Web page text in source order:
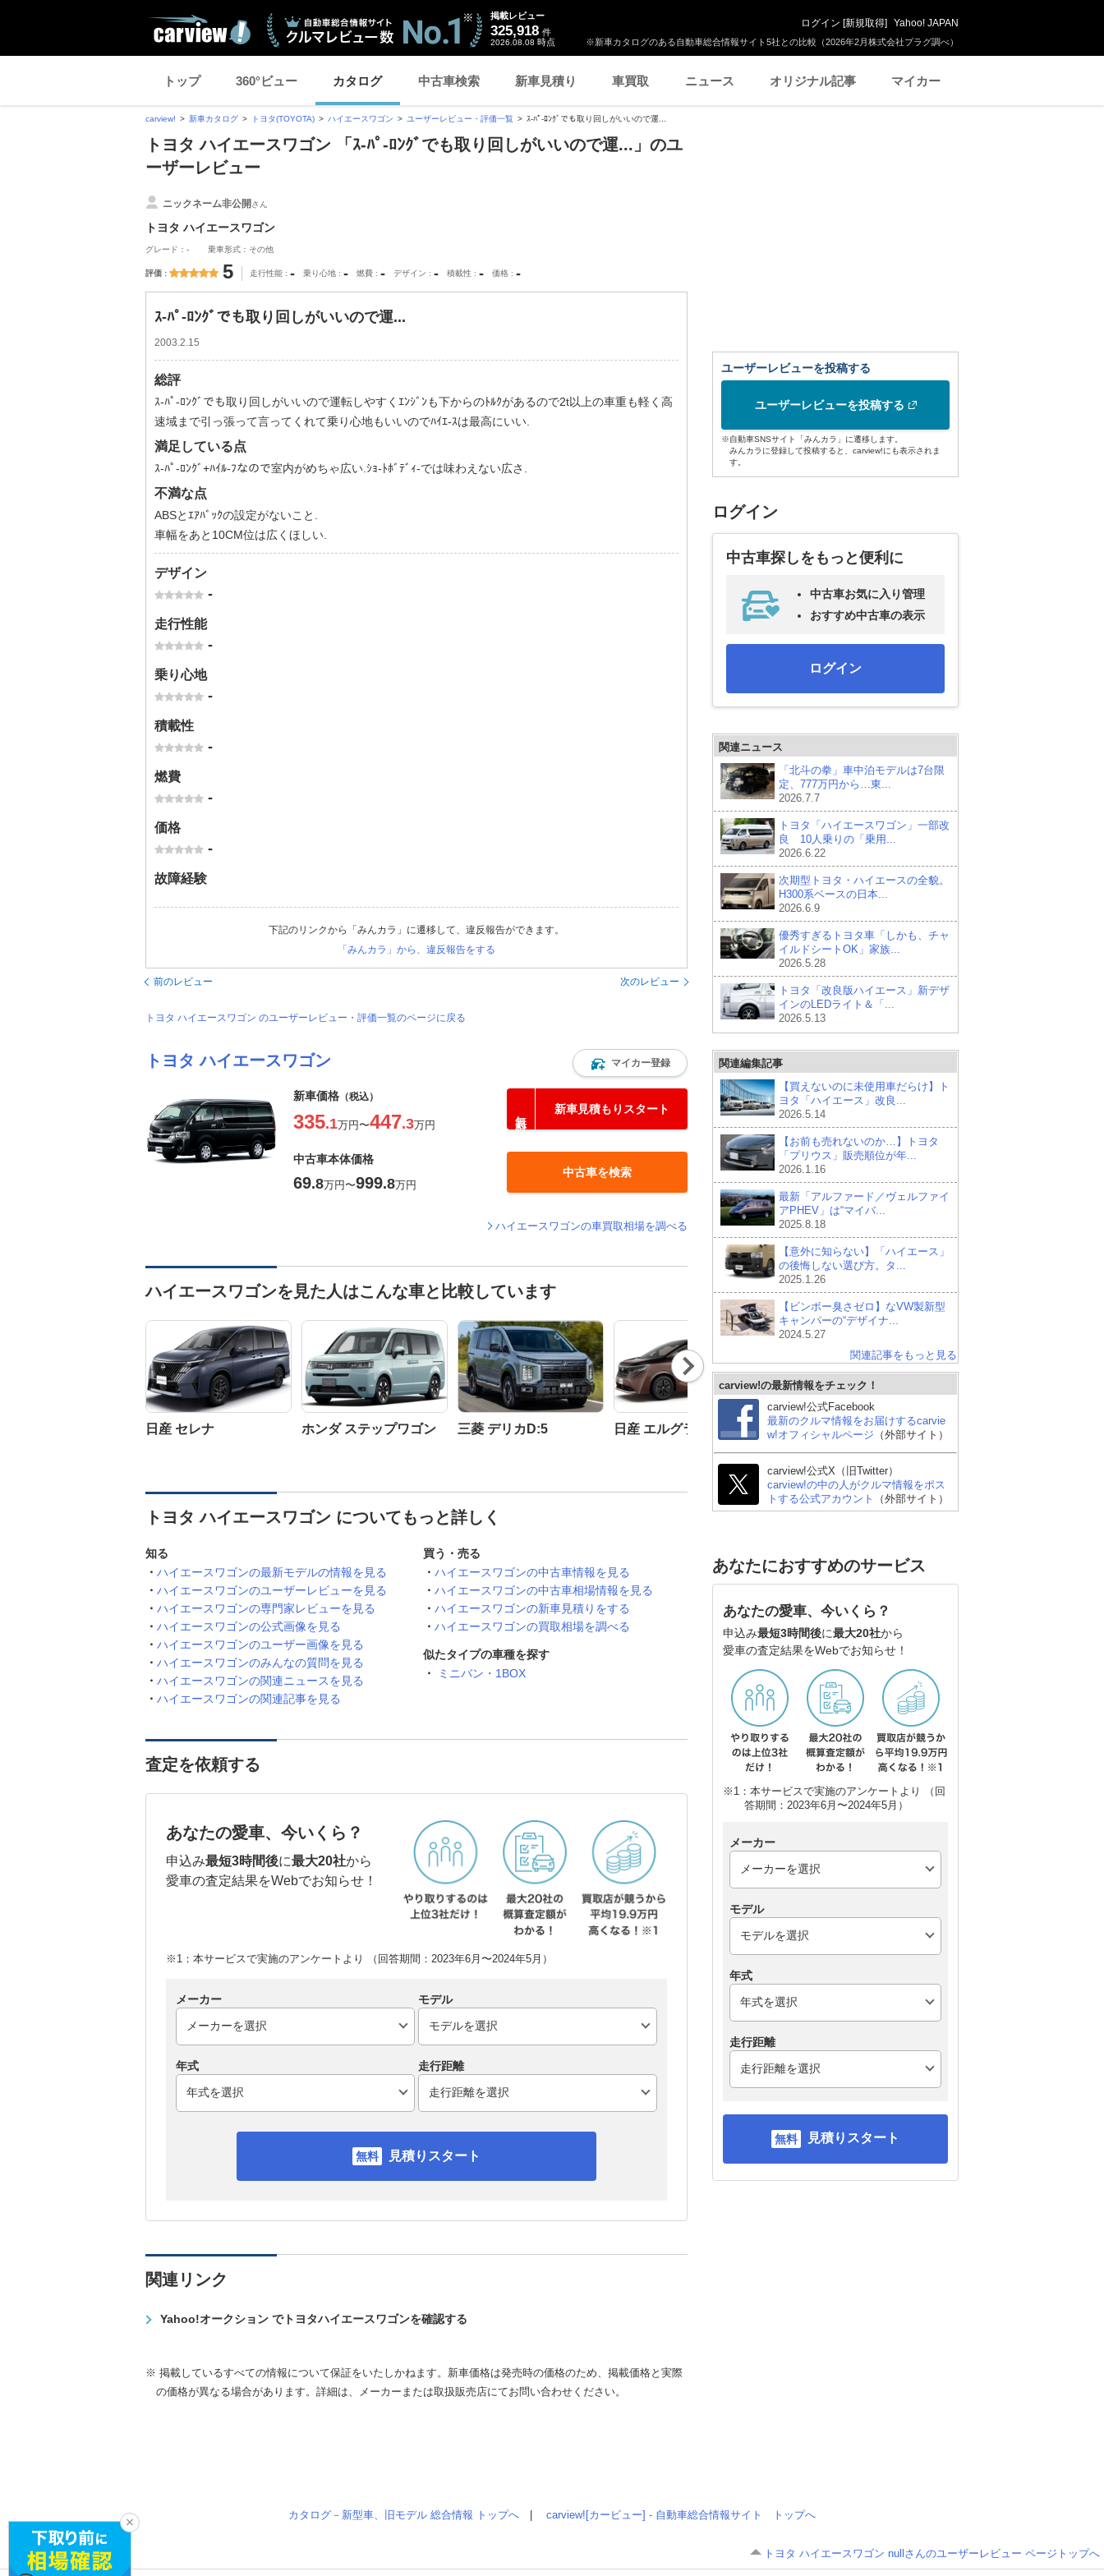
※新車カタログのある自動車総合情報サイト5社との比較（2026年2月株式会社プラグ調べ）
掲載レビュー
325,918 件
2026.08.08 時点
ログイン [新規取得] Yahoo! JAPAN
トップ 360°ビュー カタログ 中古車検索 新車見積り 車買取 ニュース オリジナル記事 マイカー
carview! 新車カタログ トヨタ(TOYOTA) ハイエースワゴン ユーザーレビュー・評価一覧 ｽ-ﾊﾟ-ﾛﾝｸﾞでも取り回しがいいので運...
トヨタ ハイエースワゴン 「ｽ-ﾊﾟ-ﾛﾝｸﾞでも取り回しがいいので運...」のユ
ーザーレビュー
ニックネーム非公開さん
トヨタ ハイエースワゴン
グレード：- 乗車形式：その他
評価 5 走行性能 - 乗り心地 - 燃費 - デザイン - 積載性 - 価格 -
ｽ-ﾊﾟ-ﾛﾝｸﾞでも取り回しがいいので運...
2003.2.15
総評
ｽ-ﾊﾟ-ﾛﾝｸﾞでも取り回しがいいので運転しやすくｴﾝｼﾞﾝも下からのﾄﾙｸがあるので2t以上の車重も軽く高
速域まで引っ張って言ってくれて乗り心地もいいのでﾊｲｴ-ｽは最高にいい.
満足している点
ｽ-ﾊﾟ-ﾛﾝｸﾞ+ﾊｲﾙ-ﾌなので室内がめちゃ広い.ｼｮ-ﾄﾎﾞﾃﾞｨ-では味わえない広さ.
不満な点
ABSとｴｱﾊﾞｯｸの設定がないこと.
車幅をあと10CM位は広くほしい.
デザイン
-
走行性能
-
乗り心地
-
積載性
-
燃費
-
価格
-
故障経験
下記のリンクから「みんカラ」に遷移して、違反報告ができます。
「みんカラ」から、違反報告をする
前のレビュー 次のレビュー
トヨタ ハイエースワゴン のユーザーレビュー・評価一覧のページに戻る
トヨタ ハイエースワゴン マイカー登録
新車価格 （税込）
335.1万円〜447.3万円
新車見積もりスタート
中古車本体価格
69.8万円〜999.8万円
中古車を検索
ハイエースワゴンの車買取相場を調べる
ハイエースワゴンを見た人はこんな車と比較しています
日産 セレナ ホンダ ステップワゴン 三菱 デリカD:5 日産 エルグランド ホンダ オデッセイ スズキ エブリイワゴン
Nex
t
トヨタ ハイエースワゴン についてもっと詳しく
知る
ハイエースワゴンの最新モデルの情報を見る
ハイエースワゴンのユーザーレビューを見る
ハイエースワゴンの専門家レビューを見る
ハイエースワゴンの公式画像を見る
ハイエースワゴンのユーザー画像を見る
ハイエースワゴンのみんなの質問を見る
ハイエースワゴンの関連ニュースを見る
ハイエースワゴンの関連記事を見る
買う・売る
ハイエースワゴンの中古車情報を見る
ハイエースワゴンの中古車相場情報を見る
ハイエースワゴンの新車見積りをする
ハイエースワゴンの買取相場を調べる
似たタイプの車種を探す
ミニバン・1BOX
査定を依頼する
あなたの愛車、今いくら？
申込み最短3時間後に最大20社から
愛車の査定結果をWebでお知らせ！
※1：本サービスで実施のアンケートより （回答期間：2023年6月〜2024年5月）
メーカー モデル
年式 走行距離
見積りスタート
関連リンク
Yahoo!オークション でトヨタハイエースワゴンを確認する
※ 掲載しているすべての情報について保証をいたしかねます。新車価格は発売時の価格のため、掲載価格と実際
の価格が異なる場合があります。詳細は、メーカーまたは取扱販売店にてお問い合わせください。
ユーザーレビューを投稿する
ユーザーレビューを投稿する
※自動車SNSサイト「みんカラ」に遷移します。
みんカラに登録して投稿すると、carview!にも表示されま
す。
ログイン
中古車探しをもっと便利に
中古車お気に入り管理
おすすめ中古車の表示
ログイン
関連ニュース
「北斗の拳」車中泊モデルは7台限
定、777万円から…東...
2026.7.7
トヨタ「ハイエースワゴン」一部改
良 10人乗りの「乗用...
2026.6.22
次期型トヨタ・ハイエースの全貌。
H300系ベースの日本...
2026.6.9
優秀すぎるトヨタ車「しかも、チャ
イルドシートOK」家族...
2026.5.28
トヨタ「改良版ハイエース」新デザ
インのLEDライト＆「...
2026.5.13
関連編集記事
【買えないのに未使用車だらけ】ト
ヨタ「ハイエース」改良...
2026.5.14
【お前も売れないのか…】トヨタ
「プリウス」販売順位が年...
2026.1.16
最新「アルファード／ヴェルファイ
アPHEV」は“マイバ...
2025.8.18
【意外に知らない】「ハイエース」
の後悔しない選び方。タ...
2025.1.26
【ビンボー臭さゼロ】なVW製新型
キャンパーの“デザイナ...
2024.5.27
関連記事をもっと見る
carview!の最新情報をチェック！
carview!公式Facebook
最新のクルマ情報をお届けするcarvie
w!オフィシャルページ （外部サイト）
carview!公式X（旧Twitter）
carview!の中の人がクルマ情報をポス
トする公式アカウント
（外部サイト）
あなたにおすすめのサービス
あなたの愛車、今いくら？
申込み最短3時間後に最大20社から
愛車の査定結果をWebでお知らせ！
※1：本サービスで実施のアンケートより （回
答期間：2023年6月〜2024年5月）
メーカー
モデル
年式
走行距離
見積りスタート
カタログ－新型車、旧モデル 総合情報 トップへ carview![カービュー] - 自動車総合情報サイト トップへ
トヨタ ハイエースワゴン nullさんのユーザーレビュー ページトップへ